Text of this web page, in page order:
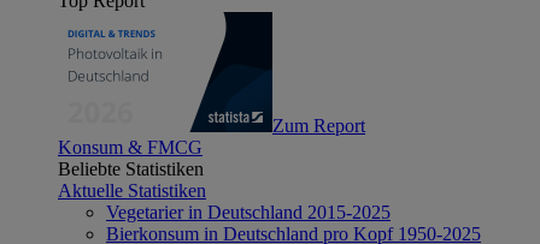
Zum Report
Konsum & FMCG
Beliebte Statistiken
Aktuelle Statistiken
Vegetarier in Deutschland 2015-2025
Bierkonsum in Deutschland pro Kopf 1950-2025